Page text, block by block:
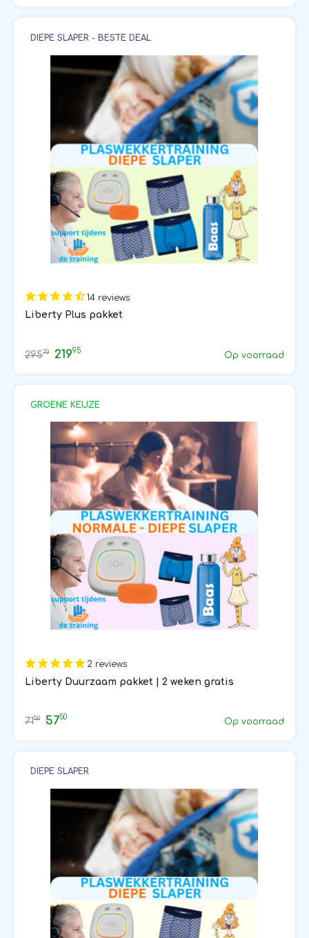
DIEPE SLAPER - BESTE DEAL
14 reviews
Liberty Plus pakket
29570 21995 Op voorraad
GROENE KEUZE
2 reviews
Liberty Duurzaam pakket | 2 weken gratis
7150 5750 Op voorraad
DIEPE SLAPER